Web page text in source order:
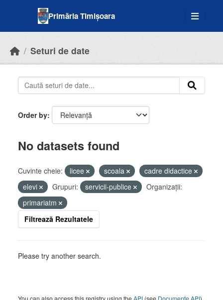
Primăria Timișoara
Seturi de date
Order by
No datasets found
Cuvinte cheie: licee scoala
cadre didactice
elevi
Grupuri: servicii-publice
Organizații:
primariatm
Filtrează Rezultatele
Please try another search.
You can also access this registry using theAPI (see Documente API).